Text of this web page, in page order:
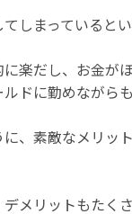
しまっているとい
楽だし、お金が
ドに勤めながら
、素敵なメリッ
メリットもたく